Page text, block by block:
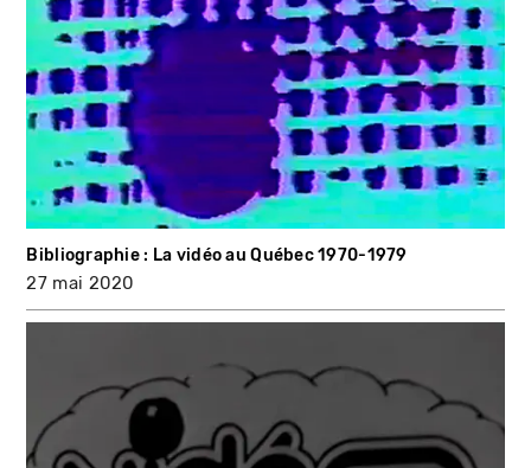
Bibliographie : La vidéo au Québec 1970-1979
27 mai 2020